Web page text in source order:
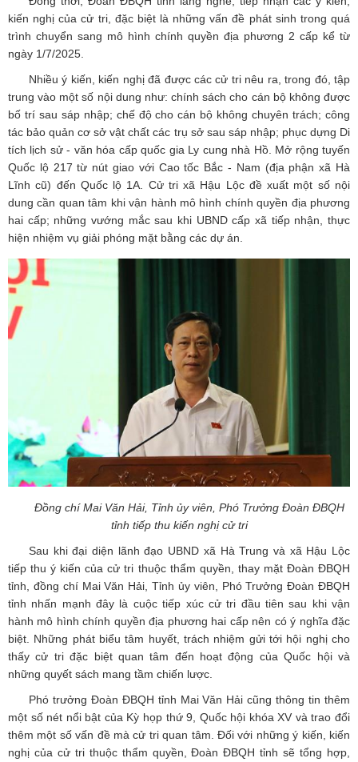
kiến nghị của cử tri, đặc biệt là những vấn đề phát sinh trong quá
trình chuyển sang mô hình chính quyền địa phương 2 cấp kể từ
ngày 1/7/2025.
Nhiều ý kiến, kiến nghị đã được các cử tri nêu ra, trong đó, tập
trung vào một số nội dung như: chính sách cho cán bộ không được
bố trí sau sáp nhập; chế độ cho cán bộ không chuyên trách; công
tác bảo quản cơ sở vật chất các trụ sở sau sáp nhập; phục dựng Di
tích lịch sử - văn hóa cấp quốc gia Ly cung nhà Hồ. Mở rộng tuyến
Quốc lộ 217 từ nút giao với Cao tốc Bắc - Nam (địa phận xã Hà
Lĩnh cũ) đến Quốc lộ 1A. Cử tri xã Hậu Lộc đề xuất một số nội
dung cần quan tâm khi vận hành mô hình chính quyền địa phương
hai cấp; những vướng mắc sau khi UBND cấp xã tiếp nhận, thực
hiện nhiệm vụ giải phóng mặt bằng các dự án.
Đồng chí Mai Văn Hải, Tỉnh ủy viên, Phó Trưởng Đoàn ĐBQH
tỉnh tiếp thu kiến nghị cử tri
Sau khi đại diện lãnh đạo UBND xã Hà Trung và xã Hậu Lộc
tiếp thu ý kiến của cử tri thuộc thẩm quyền, thay mặt Đoàn ĐBQH
tỉnh, đồng chí Mai Văn Hải, Tỉnh ủy viên, Phó Trưởng Đoàn ĐBQH
tỉnh nhấn mạnh đây là cuộc tiếp xúc cử tri đầu tiên sau khi vận
hành mô hình chính quyền địa phương hai cấp nên có ý nghĩa đặc
biệt. Những phát biểu tâm huyết, trách nhiệm gửi tới hội nghị cho
thấy cử tri đặc biệt quan tâm đến hoạt động của Quốc hội và
những quyết sách mang tầm chiến lược.
Phó trưởng Đoàn ĐBQH tỉnh Mai Văn Hải cũng thông tin thêm
một số nét nổi bật của Kỳ họp thứ 9, Quốc hội khóa XV và trao đổi
thêm một số vấn đề mà cử tri quan tâm. Đối với những ý kiến, kiến
nghị của cử tri thuộc thẩm quyền, Đoàn ĐBQH tỉnh sẽ tổng hợp,